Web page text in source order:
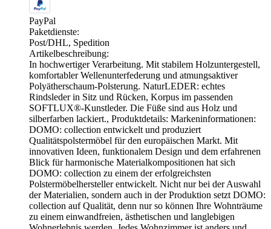
PayPal
Paketdienste:
Post/DHL, Spedition
Artikelbeschreibung:
In hochwertiger Verarbeitung. Mit stabilem Holzuntergestell,
komfortabler Wellenunterfederung und atmungsaktiver
Polyätherschaum-Polsterung. NaturLEDER: echtes
Rindsleder in Sitz und Rücken, Korpus im passenden
SOFTLUX®-Kunstleder. Die Füße sind aus Holz und
silberfarben lackiert., Produktdetails: Markeninformationen:
DOMO: collection entwickelt und produziert
Qualitätspolstermöbel für den europäischen Markt. Mit
innovativen Ideen, funktionalem Design und dem erfahrenen
Blick für harmonische Materialkompositionen hat sich
DOMO: collection zu einem der erfolgreichsten
Polstermöbelhersteller entwickelt. Nicht nur bei der Auswahl
der Materialien, sondern auch in der Produktion setzt DOMO:
collection auf Qualität, denn nur so können Ihre Wohnträume
zu einem einwandfreien, ästhetischen und langlebigen